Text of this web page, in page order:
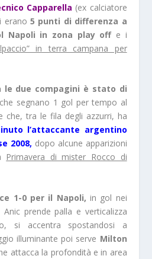
Capparella (ex calciatore
erano 5 punti di differenza a
Napoli in zona play offe i
in terra campana per
due compagini è stato di
che segnano 1 gol per tempo al
che, tra le fila degli azzurri, ha
l’attaccante argentino
2008, dopo alcune apparizioni
Primavera di mister Rocco di
1-0 per il Napoli, in gol nei
prende palla e verticalizza
si accentra spostandosi a
illuminante poi serve Milton
attacca la profondità e in area